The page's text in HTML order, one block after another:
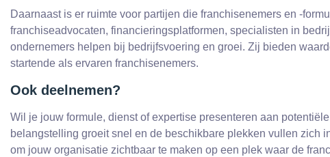
Daarnaast is er ruimte voor partijen die franchisenemers en -
franchiseadvocaten, financieringsplatformen, specialisten in
ondernemers helpen bij bedrijfsvoering en groei. Zij bieden
startende als ervaren franchisenemers.
Ook deelnemen?
Wil je jouw formule, dienst of expertise presenteren aan
belangstelling groeit snel en de beschikbare plekken vullen zich
om jouw organisatie zichtbaar te maken op een plek waar de